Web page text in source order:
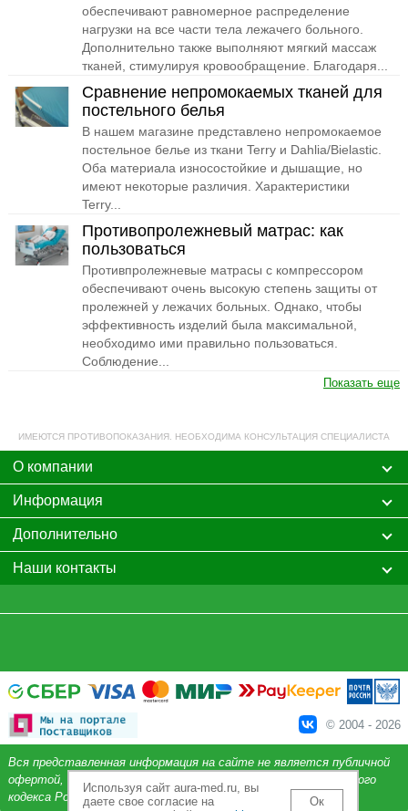
обеспечивают равномерное распределение
нагрузки на все части тела лежачего больного.
Дополнительно также выполняют мягкий массаж
тканей, стимулируя кровообращение. Благодаря...
Сравнение непромокаемых тканей для
постельного белья
В нашем магазине представлено непромокаемое
постельное белье из ткани Terry и Dahlia/Bielastic.
Оба материала износостойкие и дышащие, но
имеют некоторые различия. Характеристики
Terry...
Противопролежневый матрас: как
пользоваться
Противпролежневые матрасы с компрессором
обеспечивают очень высокую степень защиты от
пролежней у лежачих больных. Однако, чтобы
эффективность изделий была максимальной,
необходимо ими правильно пользоваться.
Соблюдение...
Показать еще
ИМЕЮТСЯ ПРОТИВОПОКАЗАНИЯ. НЕОБХОДИМА КОНСУЛЬТАЦИЯ СПЕЦИАЛИСТА
О компании
Информация
Дополнительно
Наши контакты
© 2004 - 2026
Вся представленная информация на сайте не является публичной
офертой, определяемой положениями Статьи 437 Гражданского
кодекса Российской Федерации.
Используя сайт aura-med.ru, вы
даете свое согласие на
Ок